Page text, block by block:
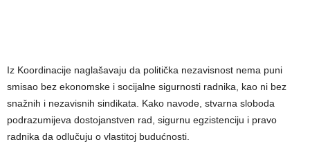
Iz Koordinacije naglašavaju da politička nezavisnost nema puni
smisao bez ekonomske i socijalne sigurnosti radnika, kao ni bez
snažnih i nezavisnih sindikata. Kako navode, stvarna sloboda
podrazumijeva dostojanstven rad, sigurnu egzistenciju i pravo
radnika da odlučuju o vlastitoj budućnosti.